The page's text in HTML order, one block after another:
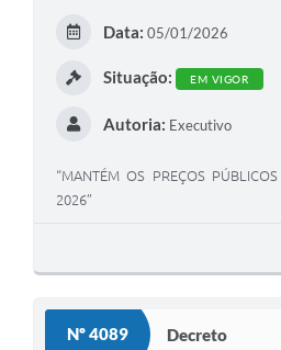
Data: 05/01/2026
Situação: EM VIGOR
Autoria: Executivo
“MANTÉM OS PREÇOS
2026”
Nº 4089 Decreto